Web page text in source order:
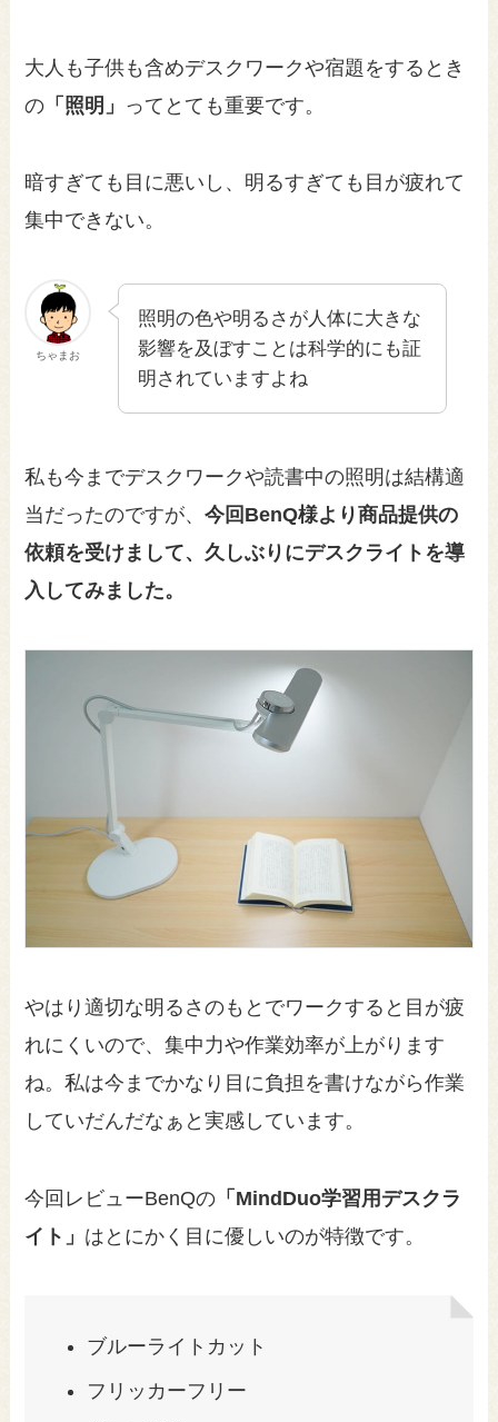
大人も子供も含めデスクワークや宿題をするとき
の 「照明」 ってとても重要です。
暗すぎても目に悪いし、明るすぎても目が疲れて
集中できない。
ちゃまお
照明の色や明るさが人体に大きな
影響を及ぼすことは科学的にも証
明されていますよね
私も今までデスクワークや読書中の照明は結構適
当だったのですが、今回BenQ様より商品提供の
依頼を受けまして、久しぶりにデスクライトを導
入してみました。
やはり適切な明るさのもとでワークすると目が疲
れにくいので、集中力や作業効率が上がります
ね。私は今までかなり目に負担を書けながら作業
していだんだなぁと実感しています。
今回レビューBenQの 「MindDuo学習用デスクラ
イト」 はとにかく目に優しいのが特徴です。
ブルーライトカット
フリッカーフリー